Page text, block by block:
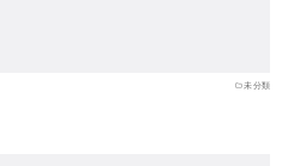
未分類